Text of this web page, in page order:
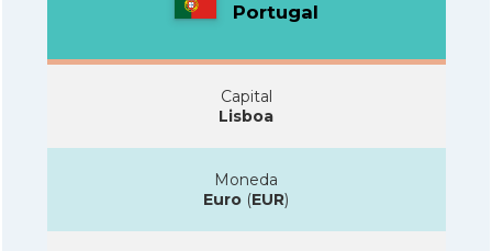
Portugal
Capital
Lisboa
Moneda
Euro (EUR)